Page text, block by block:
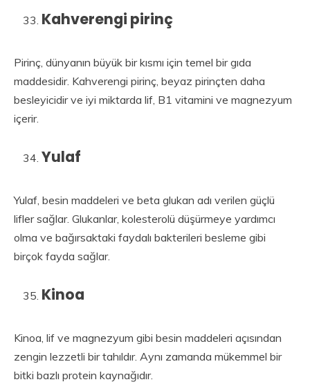
Kahverengi pirinç
Pirinç, dünyanın büyük bir kısmı için temel bir gıda
maddesidir. Kahverengi pirinç, beyaz pirinçten daha
besleyicidir ve iyi miktarda lif, B1 vitamini ve magnezyum
içerir.
Yulaf
Yulaf, besin maddeleri ve beta glukan adı verilen güçlü
lifler sağlar. Glukanlar, kolesterolü düşürmeye yardımcı
olma ve bağırsaktaki faydalı bakterileri besleme gibi
birçok fayda sağlar.
Kinoa
Kinoa, lif ve magnezyum gibi besin maddeleri açısından
zengin lezzetli bir tahıldır. Aynı zamanda mükemmel bir
bitki bazlı protein kaynağıdır.